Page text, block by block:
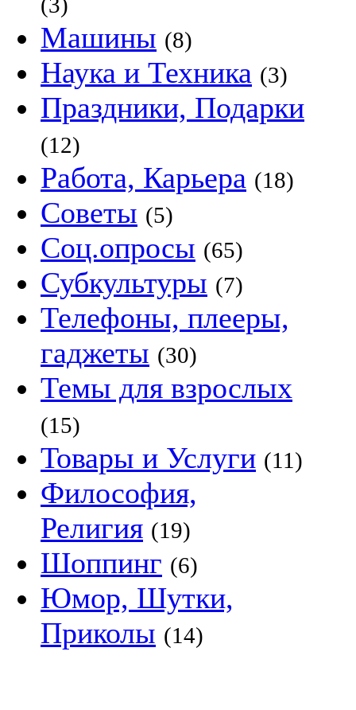
Машины (8)
Наука и Техника (3)
Праздники, Подарки
(12)
Работа, Карьера (18)
Советы (5)
Соц.опросы (65)
Субкультуры (7)
Телефоны, плееры,
гаджеты (30)
Темы для взрослых
(15)
Товары и Услуги (11)
Философия,
Религия (19)
Шоппинг (6)
Юмор, Шутки,
Приколы (14)